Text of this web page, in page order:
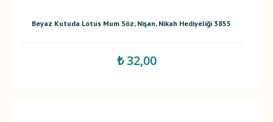
Beyaz Kutuda Lotus Mum Söz, Nişan, Nikah Hediyeliği 3855
₺ 32,00